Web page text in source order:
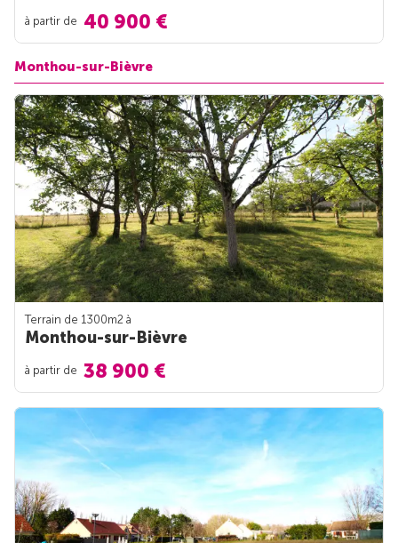
à partir de 40 900 €
Monthou-sur-Bièvre
Terrain de 1300m2 à
Monthou-sur-Bièvre
à partir de 38 900 €